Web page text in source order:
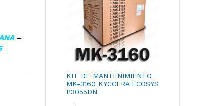
–
KIT DE MANTENIMIENTO
MK-3160 KYOCERA ECOSYS
P3055DN